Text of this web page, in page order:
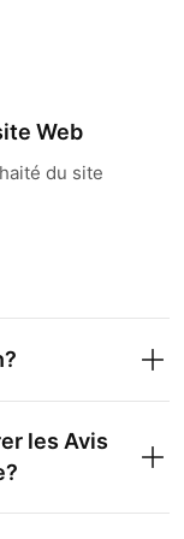
Web
du site
les Avis